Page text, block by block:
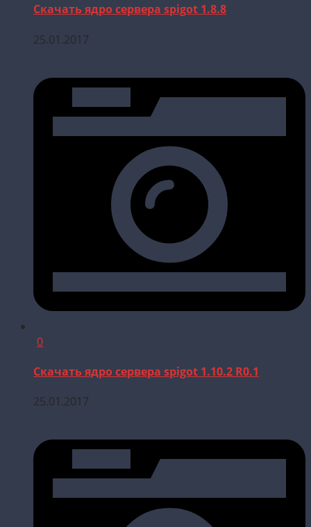
Скачать ядро сервера spigot 1.8.8
25.01.2017
0
Скачать ядро сервера spigot 1.10.2 R0.1
25.01.2017